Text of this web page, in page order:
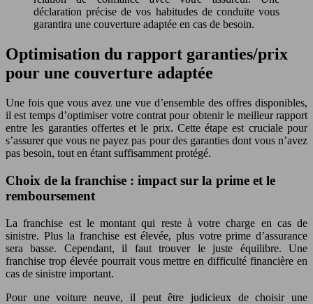
déclaration précise de vos habitudes de conduite vous
garantira une couverture adaptée en cas de besoin.
Optimisation du rapport garanties/prix
pour une couverture adaptée
Une fois que vous avez une vue d’ensemble des offres disponibles,
il est temps d’optimiser votre contrat pour obtenir le meilleur rapport
entre les garanties offertes et le prix. Cette étape est cruciale pour
s’assurer que vous ne payez pas pour des garanties dont vous n’avez
pas besoin, tout en étant suffisamment protégé.
Choix de la franchise : impact sur la prime et le
remboursement
La franchise est le montant qui reste à votre charge en cas de
sinistre. Plus la franchise est élevée, plus votre prime d’assurance
sera basse. Cependant, il faut trouver le juste équilibre. Une
franchise trop élevée pourrait vous mettre en difficulté financière en
cas de sinistre important.
Pour une voiture neuve, il peut être judicieux de choisir une